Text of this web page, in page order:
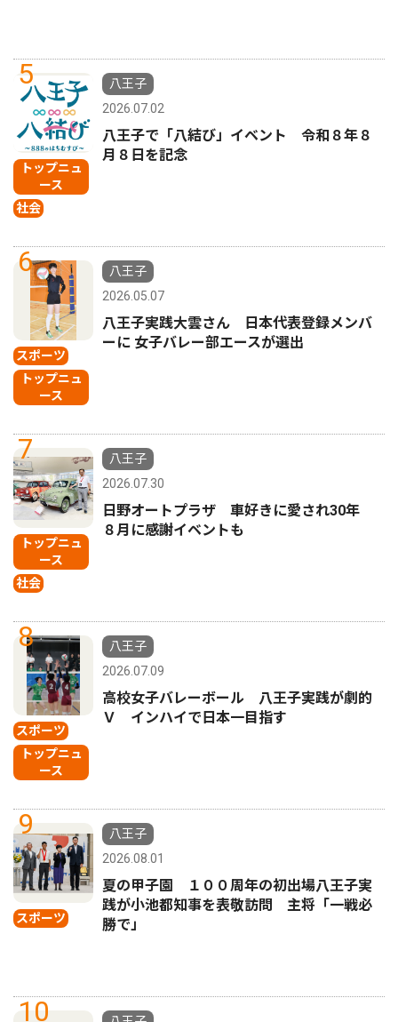
5
トップニュ
ース
社会
八王子
2026.07.02
八王子で「八結び」イベント 令和８年８
月８日を記念
6
スポーツ
トップニュ
ース
八王子
2026.05.07
八王子実践大雲さん 日本代表登録メンバ
ーに 女子バレー部エースが選出
7
トップニュ
ース
社会
八王子
2026.07.30
日野オートプラザ 車好きに愛され30年
８月に感謝イベントも
8
スポーツ
トップニュ
ース
八王子
2026.07.09
高校女子バレーボール 八王子実践が劇的
Ｖ インハイで日本一目指す
9
スポーツ
八王子
2026.08.01
夏の甲子園 １００周年の初出場八王子実
践が小池都知事を表敬訪問 主将「一戦必
勝で」
10